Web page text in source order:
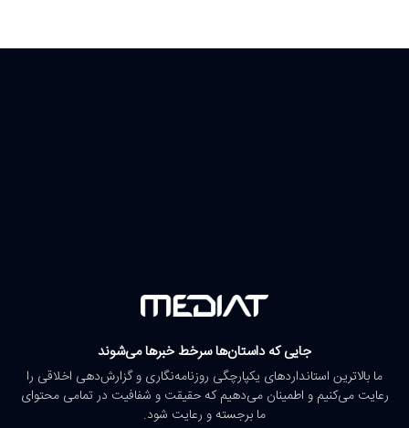
جایی که داستان‌ها سرخط خبرها می‌شوند
ما بالاترین استانداردهای یکپارچگی روزنامه‌نگاری و گزارش‌دهی اخلاقی را
رعایت می‌کنیم و اطمینان می‌دهیم که حقیقت و شفافیت در تمامی محتوای
ما برجسته و رعایت شود.